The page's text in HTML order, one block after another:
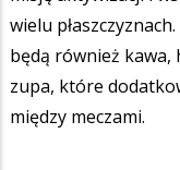
wielu
będą również kawa,
zupa, które
między meczami.